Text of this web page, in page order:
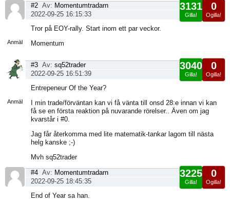
Anmäl
0
Ogilla!
3131
Gilla!
#2 Av: Momentumtradarn
2022-09-25 16:15:33
Tror på EOY-rally. Start inom ett par veckor.
Momentum
Anmäl
0
Ogilla!
3040
Gilla!
#3 Av: sq52trader
2022-09-25 16:51:39
Entrepeneur Of the Year?
I min trade/förväntan kan vi få vänta till onsd 28:e innan vi kan
få se en första reaktion på nuvarande rörelser.. Även om jag
kvarstår i #0.
Jag får återkomma med lite matematik-tankar lagom till nästa
helg kanske ;-)
Mvh sq52trader
0
Ogilla!
3225
Gilla!
#4 Av: Momentumtradarn
2022-09-25 18:45:35
End of Year sa han.